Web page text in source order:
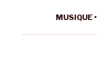
MUSIQUE